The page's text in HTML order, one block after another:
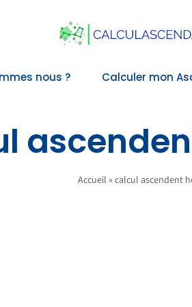
nous ? Calculer mon
Accueil »calcul ascendent